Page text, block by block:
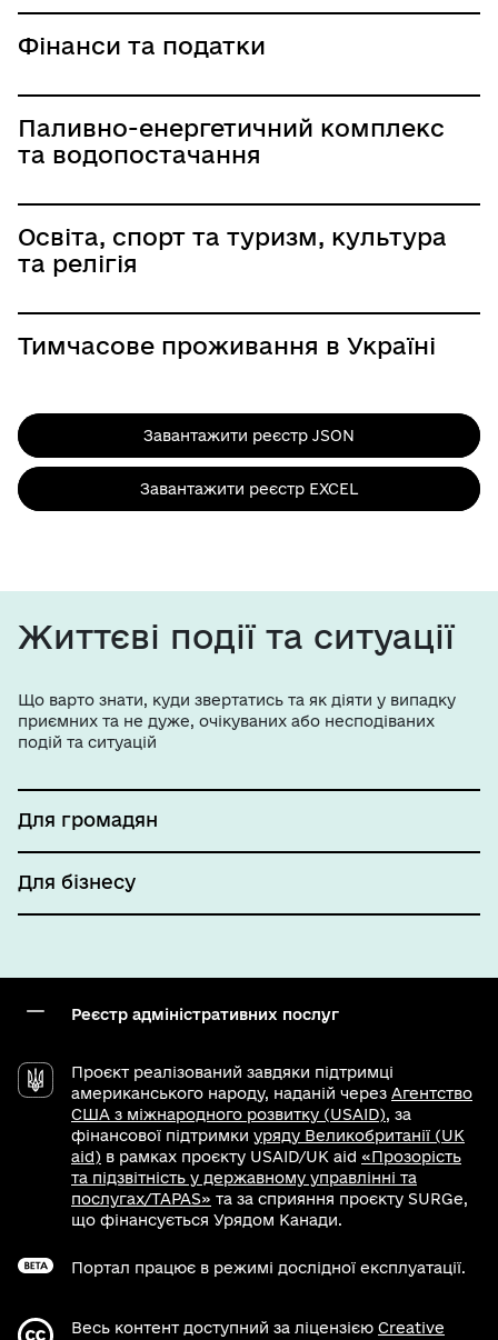
Фінанси та податки
Паливно-енергетичний комплекс
та водопостачання
Освіта, спорт та туризм, культура
та релігія
Тимчасове проживання в Україні
Завантажити реєстр JSON
Завантажити реєстр EXCEL
Життєві події та ситуації
Що варто знати, куди звертатись та як діяти у випадку
приємних та не дуже, очікуваних або несподіваних
подій та ситуацій
Для громадян
Для бізнесу
Реєстр адміністративних послуг
Проєкт реалізований завдяки підтримці
американського народу, наданій через Агентство
США з міжнародного розвитку (USAID), за
фінансової підтримки уряду Великобританії (UK
aid) в рамках проєкту USAID/UK aid «Прозорість
та підзвітність у державному управлінні та
послугах/TAPAS» та за сприяння проєкту SURGe,
що фінансується Урядом Канади.
Портал працює в режимі дослідної експлуатації.
Весь контент доступний за ліцензією Creative